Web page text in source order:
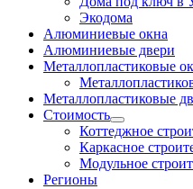
Экодома
Алюминиевые окна
Алюминиевые двери
Металлопластиковые
Металлопластиковые
Стоимость
Коттеджное
Каркасное
Модульное
Регионы